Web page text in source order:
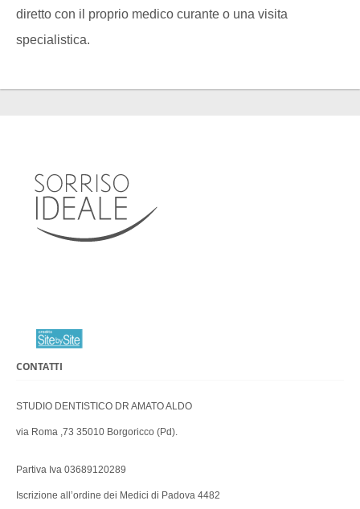
diretto con il proprio medico curante o una visita
specialistica.
CONTATTI
STUDIO DENTISTICO DR AMATO ALDO
via Roma ,73 35010 Borgoricco (Pd).
Partiva Iva 03689120289
Iscrizione all’ordine dei Medici di Padova 4482